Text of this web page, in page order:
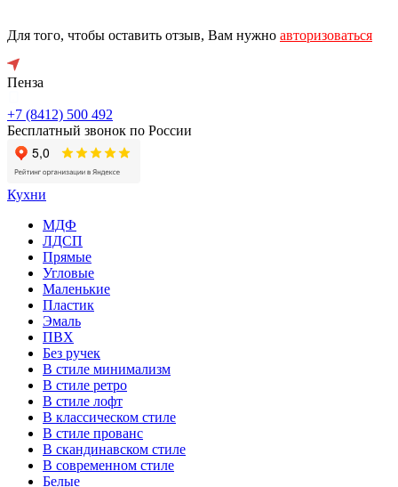
Для того, чтобы оставить отзыв, Вам нужно авторизоваться
Пенза
+7 (8412) 500 492
Бесплатный звонок по России
Кухни
МДФ
ЛДСП
Прямые
Угловые
Маленькие
Пластик
Эмаль
ПВХ
Без ручек
В стиле минимализм
В стиле ретро
В стиле лофт
В классическом стиле
В стиле прованс
В скандинавском стиле
В современном стиле
Белые